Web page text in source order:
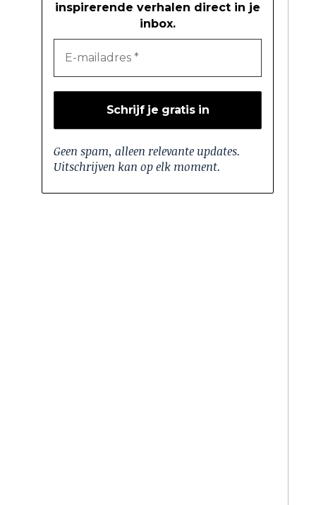
inspirerende verhalen direct in je
inbox.
Geen spam, alleen relevante updates.
Uitschrijven kan op elk moment.